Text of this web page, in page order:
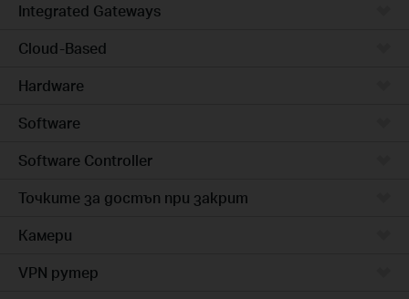
Integrated Gateways
Cloud-Based
Hardware
Software
Software Controller
Точките за достъп при закрит
Камери
VPN рутер